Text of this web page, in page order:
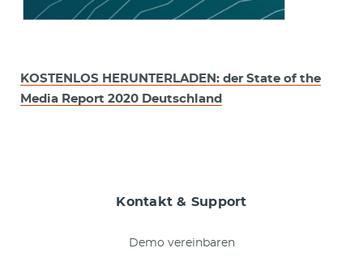
KOSTENLOS HERUNTERLADEN: der State of the
Media Report 2020 Deutschland
Kontakt & Support
Demo vereinbaren